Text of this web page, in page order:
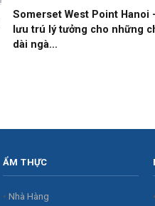
Somerset West Point Hanoi
lưu trú lý tưởng cho những
dài ngà…
ẨM THỰC
Nhà Hàng